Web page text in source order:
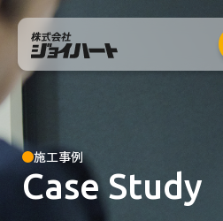
通話無料！お急ぎ
0120-
受付時間 8:00〜20:00(年中
施工事例
Case Study